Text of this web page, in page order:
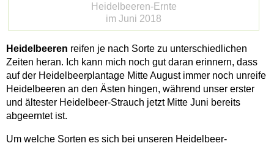
Heidelbeeren-Ernte
im Juni 2018
Heidelbeeren reifen je nach Sorte zu unterschiedlichen
Zeiten heran. Ich kann mich noch gut daran erinnern, dass
auf der Heidelbeerplantage Mitte August immer noch unreife
Heidelbeeren an den Ästen hingen, während unser erster
und ältester Heidelbeer-Strauch jetzt Mitte Juni bereits
abgeerntet ist.
Um welche Sorten es sich bei unseren Heidelbeer-